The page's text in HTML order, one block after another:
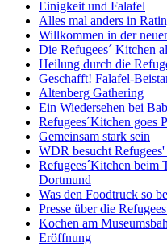
Einigkeit und Falafel
Alles mal anders in
Willkommen in der
Die Refugees´ Kitchen
Heilung durch die
Geschafft! Falafel-
Altenberg Gathering
Ein Wiedersehen bei
Refugees´Kitchen goes
Gemeinsam stark sein
WDR besucht
Refugees´Kitchen
Dortmund
Was den Foodtruck so
Presse über die
Kochen am
Eröffnung